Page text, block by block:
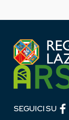
SEGUICI SU